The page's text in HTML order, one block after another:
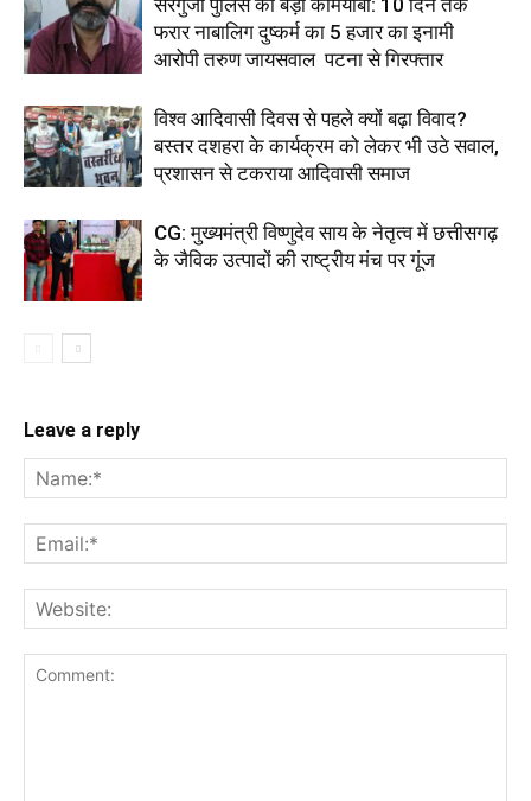
सरगुजा पुलिस की बड़ी कामयाबी: 10 दिन तक
फरार नाबालिग दुष्कर्म का 5 हजार का इनामी
आरोपी तरुण जायसवाल पटना से गिरफ्तार
विश्व आदिवासी दिवस से पहले क्यों बढ़ा विवाद?
बस्तर दशहरा के कार्यक्रम को लेकर भी उठे सवाल,
प्रशासन से टकराया आदिवासी समाज
CG: मुख्यमंत्री विष्णुदेव साय के नेतृत्व में छत्तीसगढ़
के जैविक उत्पादों की राष्ट्रीय मंच पर गूंज
Leave a reply